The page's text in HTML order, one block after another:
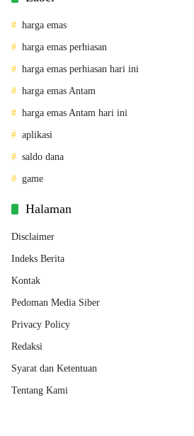
harga emas
harga emas perhiasan
harga emas perhiasan hari ini
harga emas Antam
harga emas Antam hari ini
aplikasi
saldo dana
game
Halaman
Disclaimer
Indeks Berita
Kontak
Pedoman Media Siber
Privacy Policy
Redaksi
Syarat dan Ketentuan
Tentang Kami